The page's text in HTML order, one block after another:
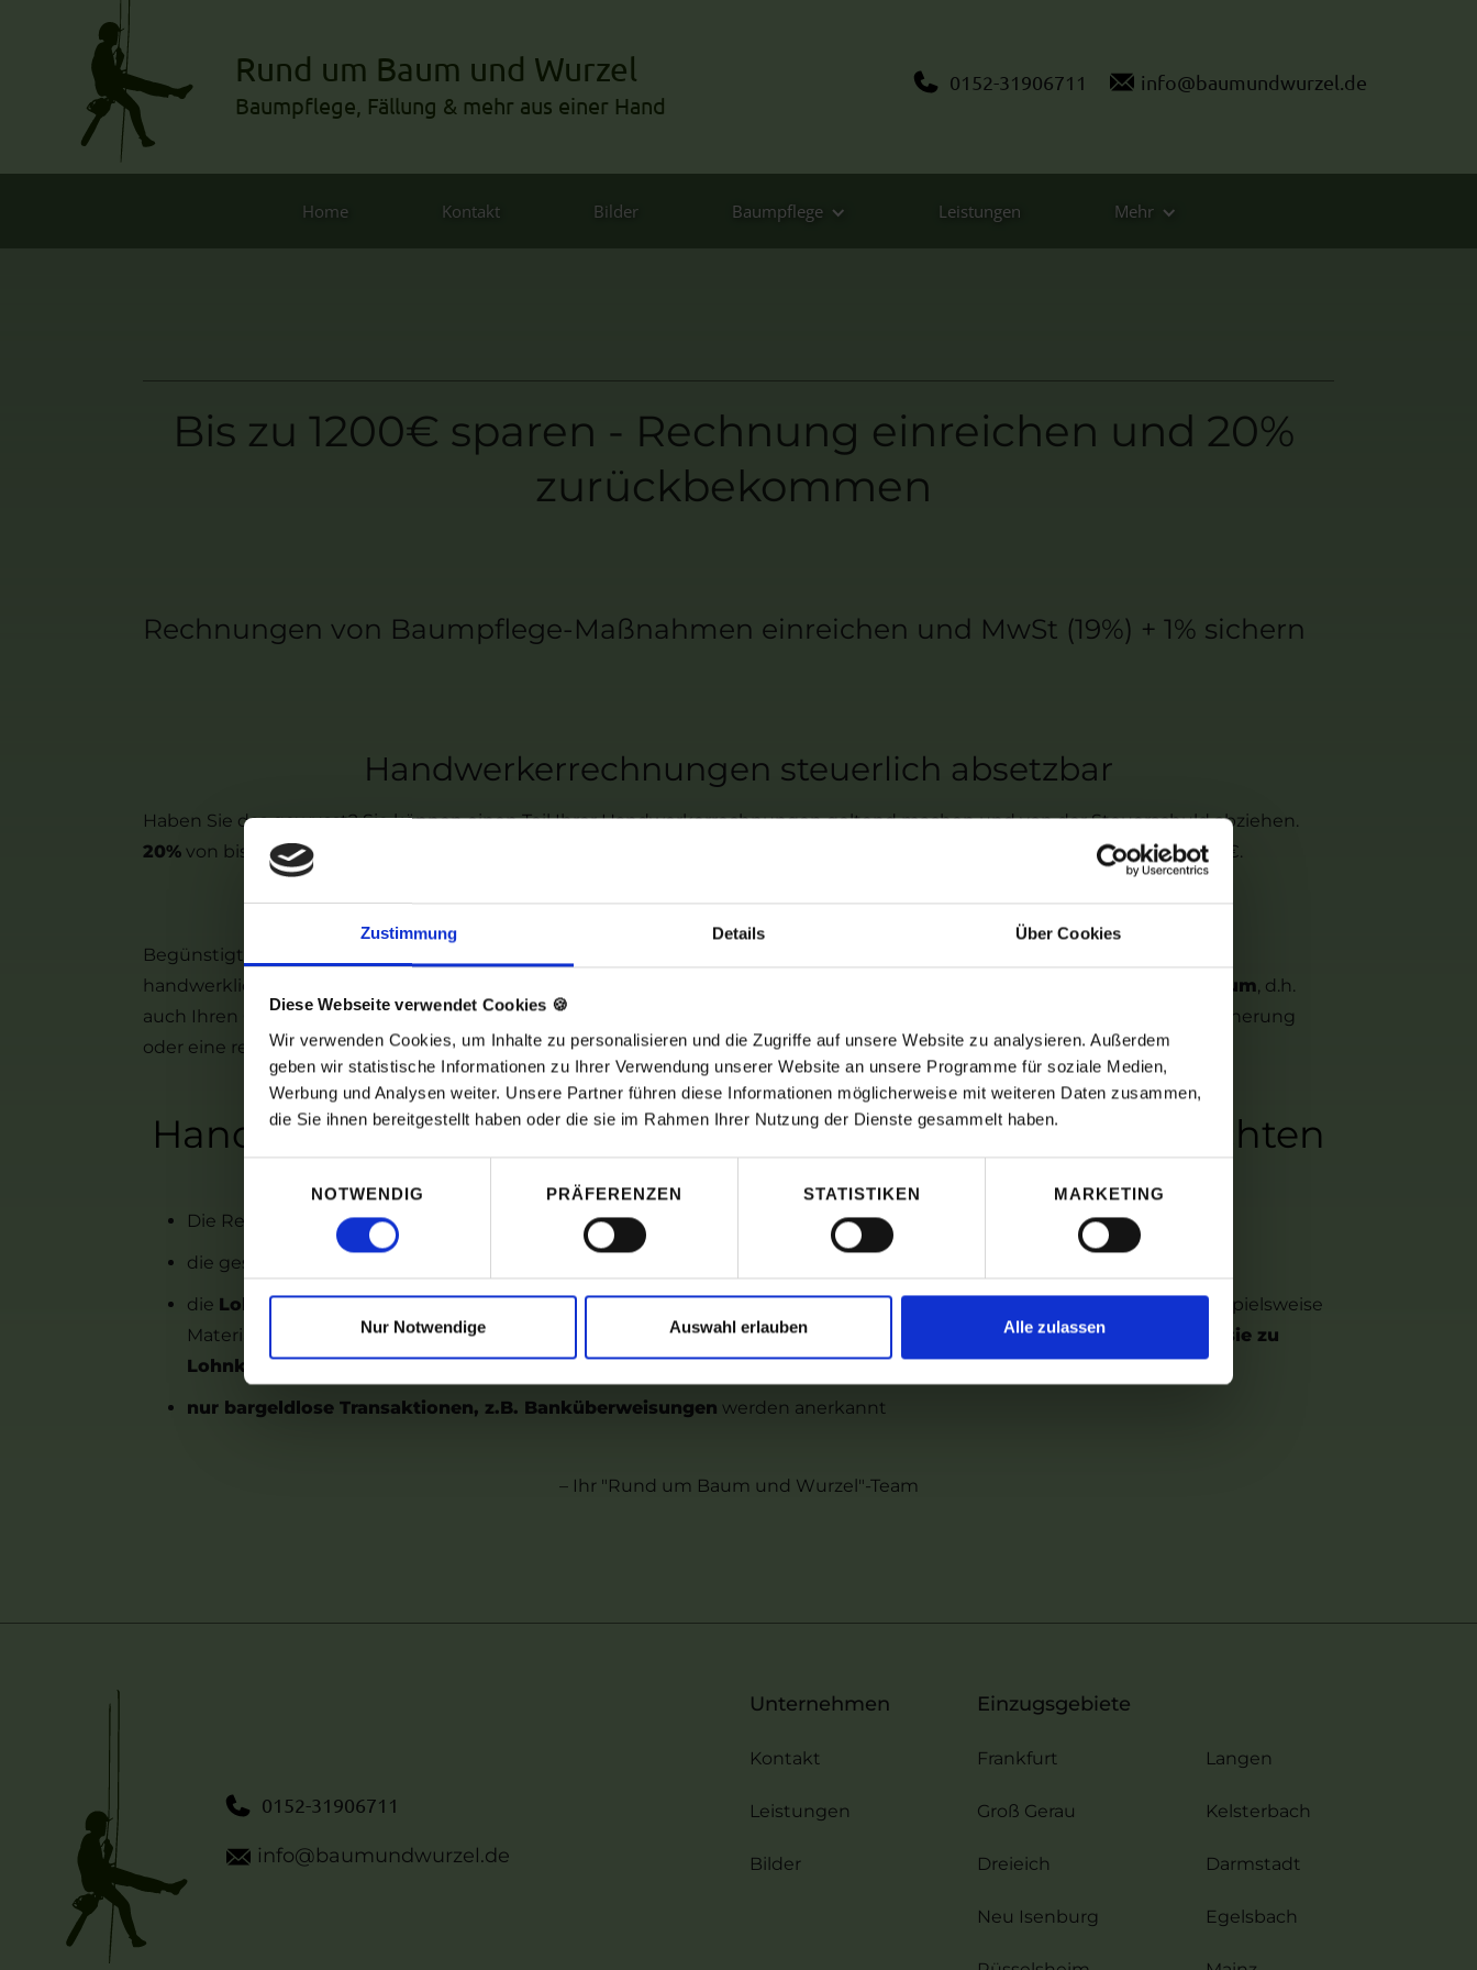
Zustimmung Details Über Cookies
Diese Webseite verwendet Cookies 🍪
Wir verwenden Cookies, um Inhalte zu personalisieren und die Zugriffe auf unsere Website zu analysieren. Außerdem
geben wir statistische Informationen zu Ihrer Verwendung unserer Website an unsere Programme für soziale Medien,
Werbung und Analysen weiter. Unsere Partner führen diese Informationen möglicherweise mit weiteren Daten zusammen,
die Sie ihnen bereitgestellt haben oder die sie im Rahmen Ihrer Nutzung der Dienste gesammelt haben.
NOTWENDIG
PRÄFERENZEN STATISTIKEN MARKETING
Nur Notwendige Auswahl erlauben Alle zulassen
Rund um Baum und Wurzel
Baumpflege, Fällung & mehr aus einer Hand
0152-31906711 info@baumundwurzel.de
Home Kontakt Bilder Baumpflege Leistungen Mehr
Bis zu 1200€ sparen - Rechnung einreichen und 20%
zurückbekommen
Rechnungen von Baumpflege-Maßnahmen einreichen und MwSt (19%) + 1% sichern
Handwerkerrechnungen steuerlich absetzbar
Haben Sie das gewusst? Sie können einen Teil Ihrer Handwerkerrechnungen geltend machen und von der Steuerschuld abziehen.
20% von bis zu 6000 Euro der Rechnung können abgezogen werden. Das entspricht bei 6000€ einer Minderung von 1200€.
Steuervergünstigung auch bei Baumpflege-Arbeiten
Begünstigte Handwerkerleistungen können Sie im Kontext dieses Gesetzes beim Finanzamt einreichen. Das umfasst alle
handwerklichen Tätigkeiten für Renovierungungen, Erhaltung- oder Moderniesierungsmaßnahmen, die
privaten Wohnraum, d.h.
auch Ihren Garten oder Grundstück betreffen. Hierzu gehören auch
wie Baumfällung, Kronensicherung
oder eine regelmäßige Rundum-Baumpflege.
Handwerkerrechnungen absetzen - darauf sollten Sie achten
Die Rechnung wirdgemäß § 35 a Abs. 3 Einkommensteuergesetz (EstG) beim Finanzamt
eingereicht
die gesetzliche
die Lohnkosten müssen getrennt ausgewiesen sein, da die Steuerminderung nur auf die Lohnsteuer und nicht beispielsweise
Materialien geltend gemacht werden kann -
Kosten für das Nutzen von Maschinen werden jedoch akzeptiert, da sie zu
Lohnkosten zählen
nur bargeldlose Transaktionen, z.B. Banküberweisungen werden anerkannt
– Ihr "Rund um Baum und Wurzel"-Team
0152-31906711
info@baumundwurzel.de
Unternehmen
Kontakt
Leistungen
Bilder
Einzugsgebiete
Frankfurt
Groß Gerau
Dreieich
Neu Isenburg
Langen
Kelsterbach
Darmstadt
Egelsbach